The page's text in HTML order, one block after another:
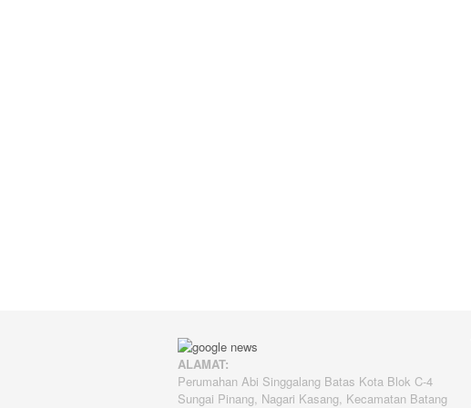
ALAMAT:
Perumahan Abi Singgalang Batas Kota Blok C-4
Sungai Pinang, Nagari Kasang, Kecamatan Batang